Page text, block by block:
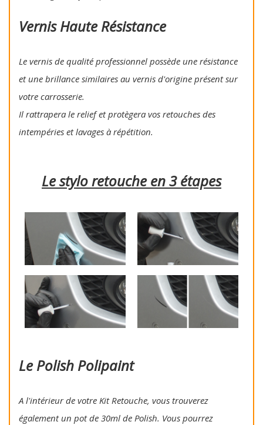
Vernis Haute Résistance
Le vernis de qualité professionnel possède une résistance
et une brillance similaires au vernis d'origine présent sur
votre carrosserie.
Il rattrapera le relief et protègera vos retouches des
intempéries et lavages à répétition.
Le stylo retouche en 3 étapes
Le Polish Polipaint
A l'intérieur de votre Kit Retouche, vous trouverez
également un pot de 30ml de Polish. Vous pourrez